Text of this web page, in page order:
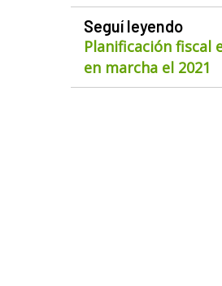
Seguí leyendo
Planificación fiscal
en marcha el 2021